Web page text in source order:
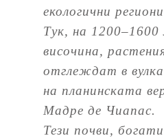
екологични
Тук, на 1200–1600
височина,
отглеждат в
на планинската
Мадре де Чиапас.
Тези почви,